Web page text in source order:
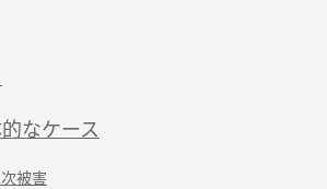
なケース
被害